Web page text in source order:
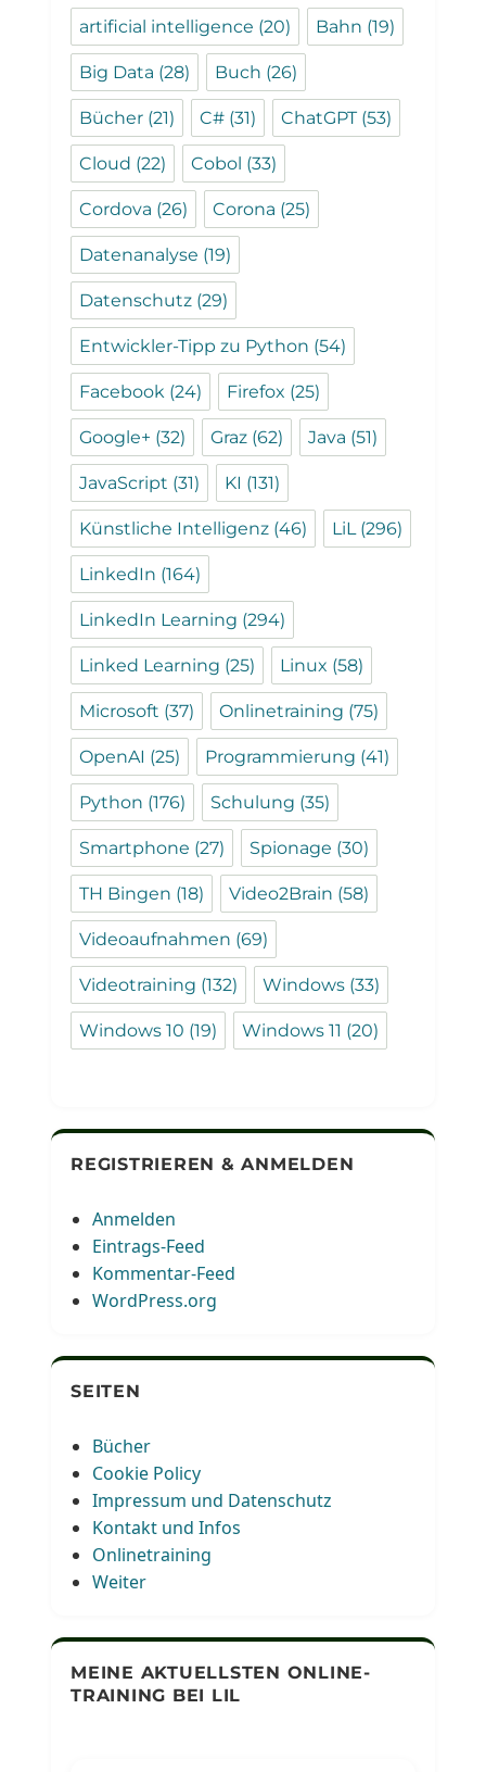
artificial intelligence (20) Bahn (19)
Big Data (28) Buch (26)
Bücher (21) C# (31) ChatGPT(53)
Cloud (22) Cobol (33)
Cordova (26) Corona (25)
Datenanalyse (19)
Datenschutz (29)
Entwickler-Tipp zu Python (54)
Facebook (24) Firefox (25)
Google+ (32) Graz (62) Java (51)
JavaScript (31) KI (131)
Künstliche Intelligenz (46) LiL(296)
LinkedIn (164)
LinkedIn Learning (294)
Linked Learning (25) Linux (58)
Microsoft (37) Onlinetraining (75)
OpenAI (25) Programmierung (41)
Python (176) Schulung (35)
Smartphone (27) Spionage (30)
TH Bingen (18) Video2Brain (58)
Videoaufnahmen (69)
Videotraining (132) Windows (33)
Windows 10 (19) Windows 11 (20)
REGISTRIEREN & ANMELDEN
Anmelden
Eintrags-Feed
Kommentar-Feed
WordPress.org
SEITEN
Bücher
Cookie Policy
Impressum und Datenschutz
Kontakt und Infos
Onlinetraining
Weiter
MEINE AKTUELLSTEN ONLINE-
TRAINING BEI LIL